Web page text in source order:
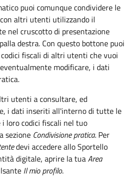
puoi comunque condividere le
altri utenti utilizzando il
nel cruscotto di presentazione
destra. Con questo bottone puoi
fiscali di altri utenti che vuoi
modificare, i dati
utenti a consultare, ed
i dati inseriti all'interno di tutte le
loro codici fiscali nel tuo
sezione Condivisione pratica. Per
devi accedere allo Sportello
digitale, aprire la tuaArea
Il mio profilo.